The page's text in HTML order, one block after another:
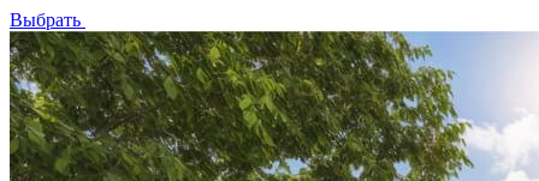
Выбрать